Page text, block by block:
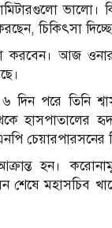
ভালো।
চিকিৎসা
করবেন। আজ
দিন পরে তিনি
হাসপাতালের
চেয়ারপারসনের
হন।
শেষে মহাসচিব